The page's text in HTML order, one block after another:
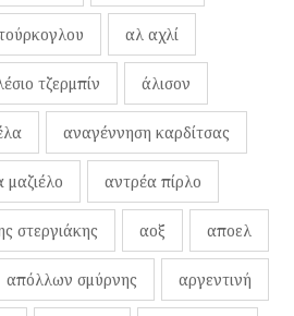
αλ αχλί
τζερμπίν άλισον
αναγέννηση καρδίτσας
μαζιέλο αντρέα πίρλο
στεργιάκης αοξ αποελ
απόλλων σμύρνης αργεντινή